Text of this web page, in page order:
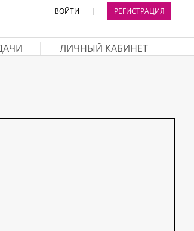
ВОЙТИ | РЕГИСТРАЦИЯ
ЛИЧНЫЙ КАБИНЕТ